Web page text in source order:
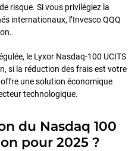
risque. Si vous privilégiez la
internationaux, l’Invesco QQQ
le Lyxor Nasdaq-100 UCITS
si la réduction des frais est votre
une solution économique
technologique.
du Nasdaq 100
pour 2025 ?